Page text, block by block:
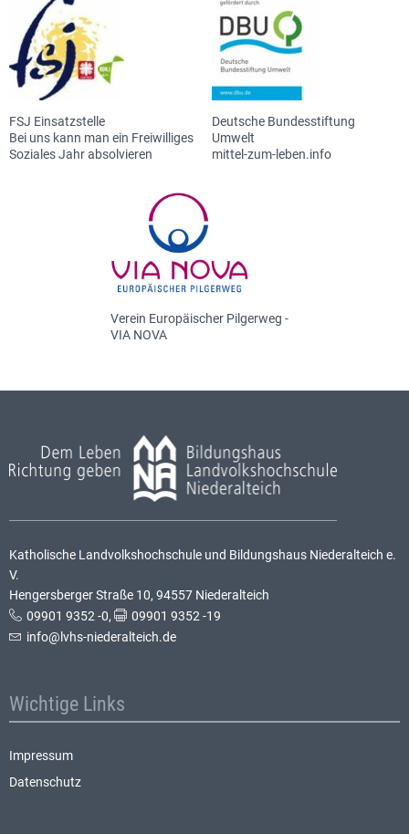
FSJ Einsatzstelle
Bei uns kann man ein Freiwilliges
Soziales Jahr absolvieren
Deutsche Bundesstiftung
Umwelt
mittel-zum-leben.info
Verein Europäischer Pilgerweg -
VIA NOVA
Katholische Landvolkshochschule und Bildungshaus Niederalteich e.
V.
Hengersberger Straße 10, 94557 Niederalteich
09901 9352 -0,
09901 9352 -19
info@lvhs-niederalteich.de
Wichtige Links
Impressum
Datenschutz